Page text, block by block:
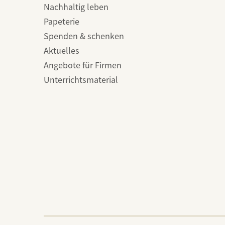
Nachhaltig leben
Papeterie
Spenden & schenken
Aktuelles
Angebote für Firmen
Unterrichtsmaterial